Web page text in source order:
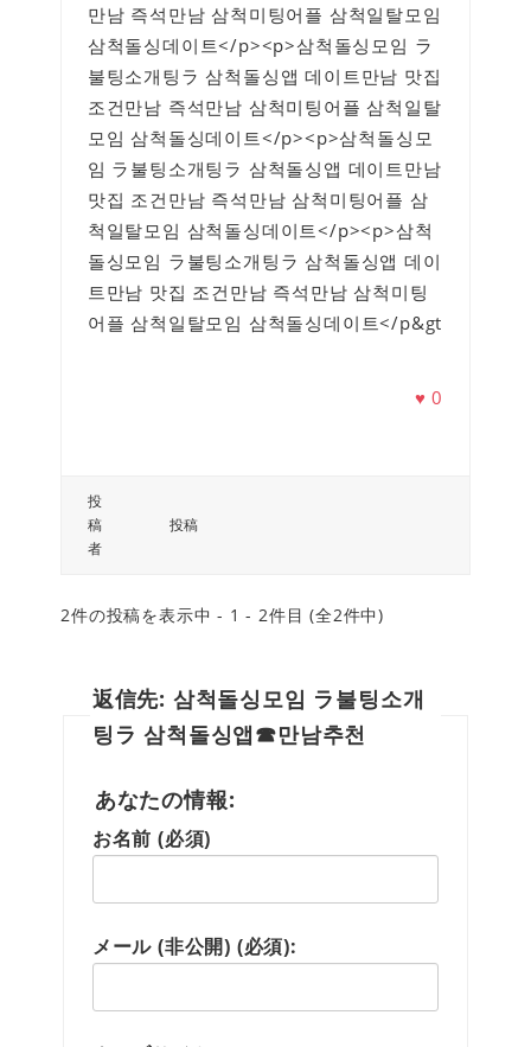
만남 즉석만남 삼척미팅어플 삼척일탈모임
삼척돌싱데이트</p><p>삼척돌싱모임 ラ
불팅소개팅ラ 삼척돌싱앱 데이트만남 맛집
조건만남 즉석만남 삼척미팅어플 삼척일탈
모임 삼척돌싱데이트</p><p>삼척돌싱모
임 ラ불팅소개팅ラ 삼척돌싱앱 데이트만남
맛집 조건만남 즉석만남 삼척미팅어플 삼
척일탈모임 삼척돌싱데이트</p><p>삼척
돌싱모임 ラ불팅소개팅ラ 삼척돌싱앱 데이
트만남 맛집 조건만남 즉석만남 삼척미팅
어플 삼척일탈모임 삼척돌싱데이트</p&gt
♥0
投
稿
者
投稿
2件の投稿を表示中 - 1 - 2件目 (全2件中)
返信先: 삼척돌싱모임 ラ불팅소개
팅ラ 삼척돌싱앱☎만남추천
あなたの情報:
お名前 (必須)
メール (非公開) (必須):